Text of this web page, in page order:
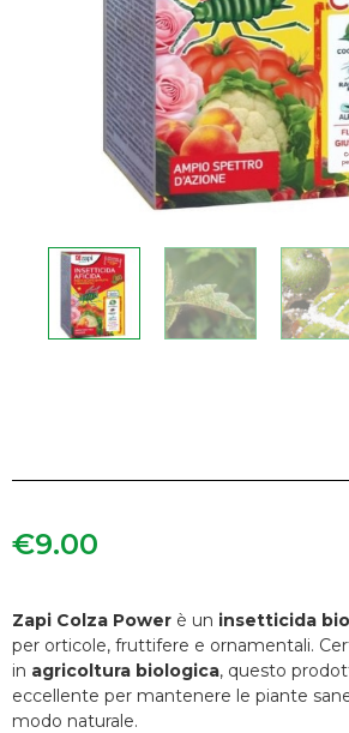
€9.00
Zapi Colza Power è un insetticida
per orticole, fruttifere e ornamentali.
in agricoltura biologica, questo
eccellente per mantenere le piante
modo naturale.